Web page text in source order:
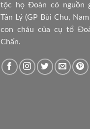
tộc họ Đoàn có nguồn
Tân Lý (GP Bùi Chu,
con cháu của cụ tổ
Chấn.